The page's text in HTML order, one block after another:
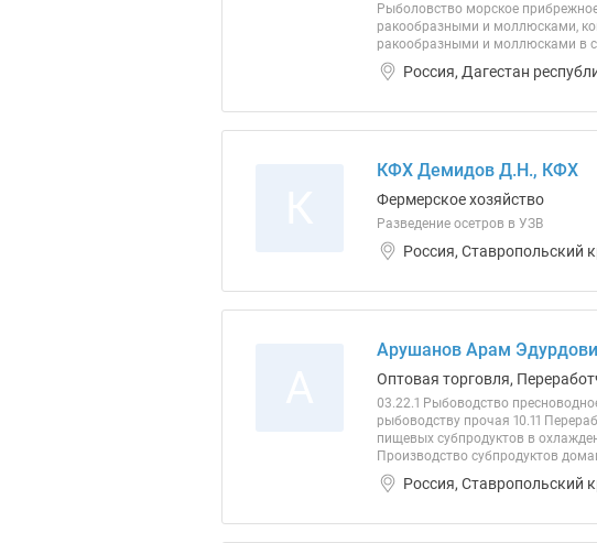
Рыболовство морское
ракообразными и моллюсками,
ракообразными и моллюсками в
Россия, Дагестан
КФХ Демидов Д.Н., КФХ
Фермерское хозяйство
Разведение осетров в УЗВ
Россия, Ставропольский
Арушанов Арам
Оптовая торговля,
03.22.1 Рыбоводство
рыбоводству прочая 10.11
пищевых субпродуктов в
Производство субпродуктов
Россия, Ставропольский